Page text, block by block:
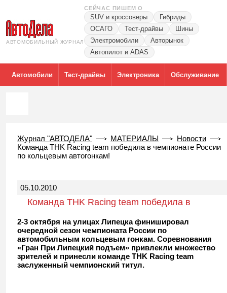
АВТОМОБИЛЬНЫЙ ЖУРНАЛ
СЕЙЧАС ПИШЕМ О
SUV и кроссоверы
Гибриды
ОСАГО
Тест-драйвы
Шины
Электромобили
Авторынок
Автопилот и ADAS
Автомобили Тест-драйвы Электроника Обслуживание
Журнал "АВТОДЕЛА" МАТЕРИАЛЫ
Новости
Команда THK Racing team победила в чемпионате России
по кольцевым автогонкам!
05.10.2010
Команда THK Racing team победила в
чемпионате России по кольцевым
автогонкам!
2-3 октября на улицах Липецка финишировал
очередной сезон чемпионата России по
автомобильным кольцевым гонкам. Соревнования
«Гран При Липецкий подъем» привлекли множество
зрителей и принесли команде THK Racing team
заслуженный чемпионский титул.